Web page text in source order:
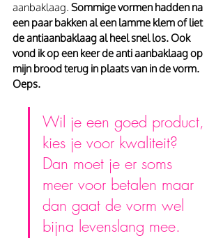
aanbaklaag. Sommige vormen hadden na
een paar bakken al een lamme klem of liet
de antiaanbaklaag al heel snel los. Ook
vond ik op een keer de anti aanbaklaag op
mijn brood terug in plaats van in de vorm.
Oeps.
Wil je een goed product,
kies je voor kwaliteit?
Dan moet je er soms
meer voor betalen maar
dan gaat de vorm wel
bijna levenslang mee.